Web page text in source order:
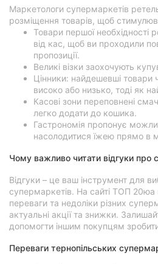
Маркетологи супермаркетів
розміщення товарів, щоб
Товари першої необхідності
від кас, щоб ви проходили
пропозиції.
Великі візки заохочують
Цінники: найдешевші товари
високо або низько, тоді як
Касові зони переповнені
легко додати до кошика.
Гастрономія пропонує
насолодитися їжею прямо в
Чому важливо читати відгуки про
Відгуки – це ваш інструмент для
супермаркетів. На сайті ТОП
переваги та недоліки різних
актуальні акції та знижки.
допомогти іншим покупцям
Переваги тернопільських